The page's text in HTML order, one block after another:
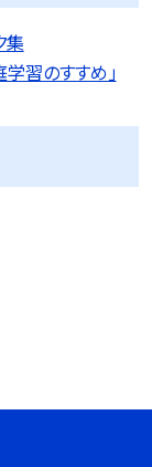
集
習のすすめ」